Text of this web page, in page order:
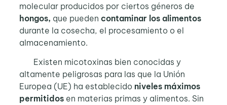
molecular producidos por ciertos géneros de
hongos, que pueden contaminar los alimentos
durante la cosecha, el procesamiento o el
almacenamiento.
Existen micotoxinas bien conocidas y
altamente peligrosas para las que la Unión
Europea (UE) ha establecido niveles máximos
permitidosen materias primas y alimentos. Sin